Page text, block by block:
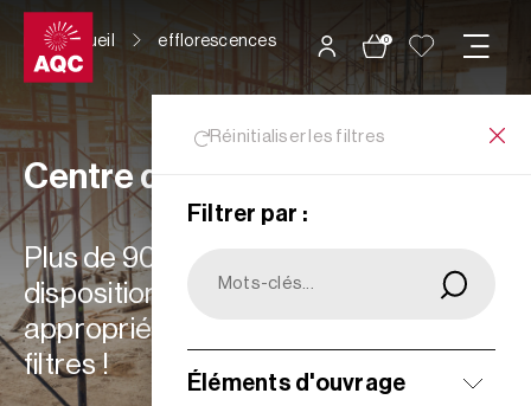
Panneau de gestion des cookies
0
Accueil efflorescences
Réinitialiser les filtres
Filtrer par :
Éléments d'ouvrage
Centre de ressources
Plus de 900 ressources à votre
disposition : choisissez les plus
appropriées à vos besoins grâce aux
filtres !